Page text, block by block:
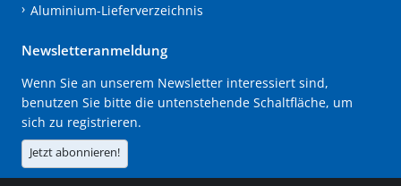
Aluminium-Lieferverzeichnis
Newsletteranmeldung
Wenn Sie an unserem Newsletter interessiert sind,
benutzen Sie bitte die untenstehende Schaltfläche, um
sich zu registrieren.
Jetzt abonnieren!